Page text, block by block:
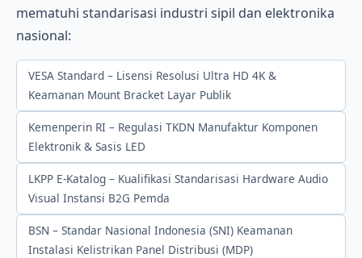
mematuhi standarisasi industri sipil dan elektronika
nasional:
VESA Standard – Lisensi Resolusi Ultra HD 4K &
Keamanan Mount Bracket Layar Publik
Kemenperin RI – Regulasi TKDN Manufaktur Komponen
Elektronik & Sasis LED
LKPP E-Katalog – Kualifikasi Standarisasi Hardware Audio
Visual Instansi B2G Pemda
BSN – Standar Nasional Indonesia (SNI) Keamanan
Instalasi Kelistrikan Panel Distribusi (MDP)